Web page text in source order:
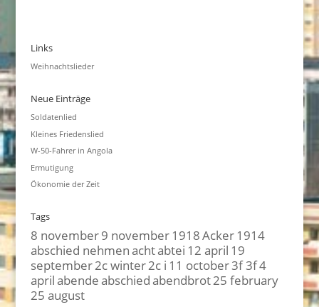
Links
Weihnachtslieder
Neue Einträge
Soldatenlied
Kleines Friedenslied
W-50-Fahrer in Angola
Ermutigung
Ökonomie der Zeit
Tags
8 november9 november1918Acker1914
abschied nehmenachtabtei 12 april 19
september2c winter2c i 11 october3f 3f4
aprilabendeabschiedabendbrot25 february
25 august